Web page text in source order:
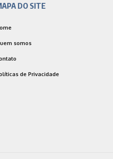
DO SITE
somos
de Privacidade